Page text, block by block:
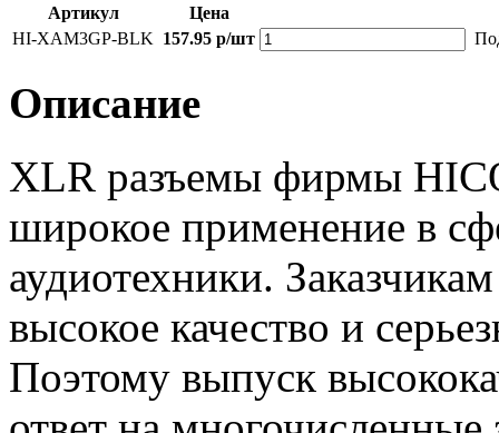
Артикул
Цена
HI-XAM3GP-BLK 157.95 р/шт
Описание
XLR разъемы фирмы
широкое применение в
аудиотехники.
высокое качество и
Поэтому выпуск